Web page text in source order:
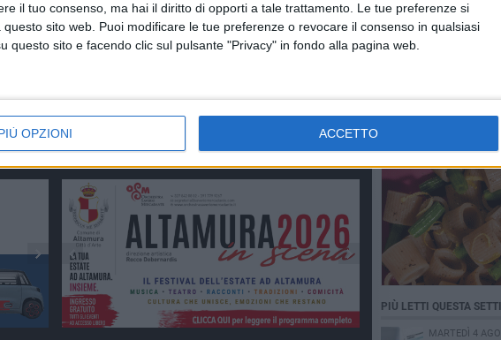
il tuo consenso, ma hai il diritto di opporti a tale trattamento. Le tue preferenze si
sito web. Puoi modificare le tue preferenze o revocare il consenso in qualsiasi
questo sito e facendo clic sul pulsante "Privacy" in fondo alla pagina web.
OPZIONI ACCETTO
nelle opere, nelle parole e nell'amore che ha seminato.
a tenerlo vivo non soltanto nel ricordo, quanto
sostenere le attività della fondazione Antiusura da lui
nella nostra città avrà una testimonianza viva,
di uno spazio antistante la chiesa di
comunale e di tutta la cittadinanza, esprimo alla
cordoglio.
PIÙ LETTI QUESTA
MARTEDÌ 4